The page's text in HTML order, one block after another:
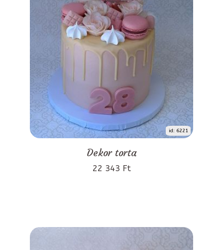
id: 6221
Dekor torta
22 343 Ft